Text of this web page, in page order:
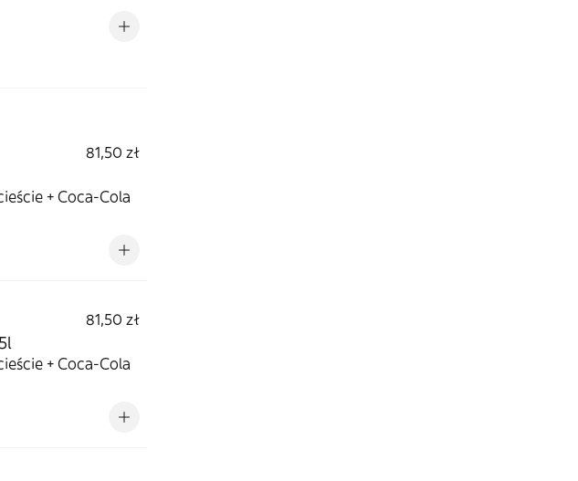
81,50 zł
+ Coca-Cola
81,50 zł
+ Coca-Cola